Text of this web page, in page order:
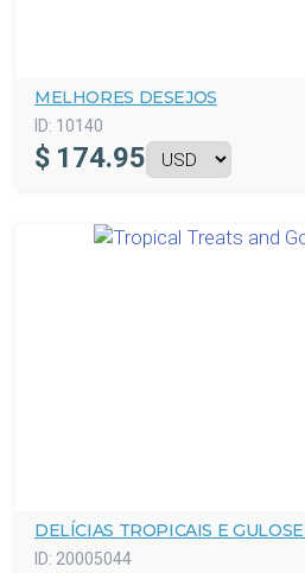
MELHORES DESEJOS
ID: 10140
$ 174.95
DELÍCIAS TROPICAIS E
ID: 20005044